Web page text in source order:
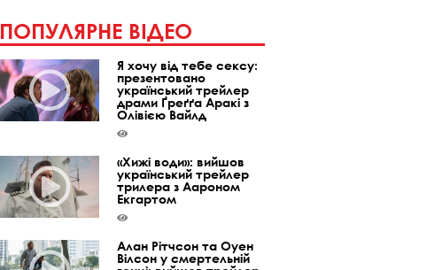
ПОПУЛЯРНЕ ВІДЕО
Я хочу від тебе сексу:
презентовано
український трейлер
драми Ґреґґа Аракі з
Олівією Вайлд
«Хижі води»: вийшов
український трейлер
трилера з Аароном
Екгартом
Алан Рітчсон та Оуен
Вілсон у смертельній